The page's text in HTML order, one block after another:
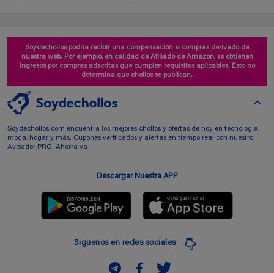
Soydechollos podría recibir una compensación si compras derivado de
nuestra web. Por ejemplo, en calidad de Afiliado de Amazon, se obtienen
ingresos por compras adscritas que cumplen requisitos aplicables. Esto no
determina que chollos se publican.
Soydechollos.com encuentra los mejores chollos y ofertas de hoy en tecnología,
moda, hogar y más. Cupones verificados y alertas en tiempo real con nuestro
Avisador PRO. Ahorra ya
Descargar Nuestra APP
Siguenos en redes sociales